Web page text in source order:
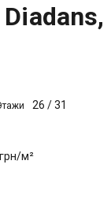
26 /31
м²